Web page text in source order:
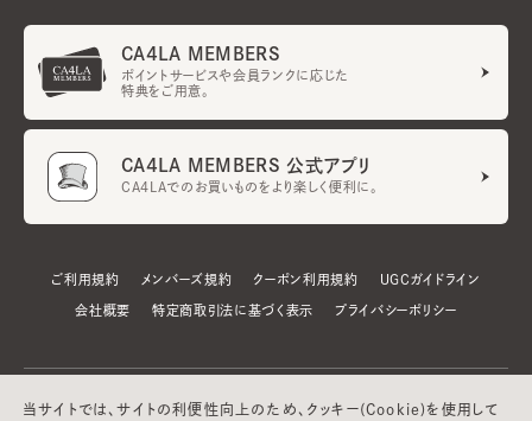
CA4LA MEMBERS
ポイントサービスや会員ランクに応じた
特典をご用意。
CA4LA MEMBERS 公式アプリ
CA4LAでのお買いものをより楽しく便利に。
ご利用規約 メンバーズ規約 クーポン利用規約 UGCガイドライン
会社概要 特定商取引法に基づく表示 プライバシーポリシー
当サイトでは、サイトの利便性向上のため、クッキー(Cookie)を使用して